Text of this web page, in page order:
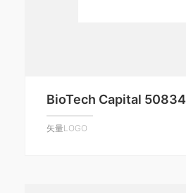
BioTech Capital 50834
矢量LOGO